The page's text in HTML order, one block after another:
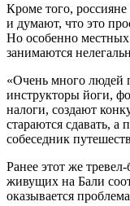
Кроме того,
и думают, что это
Но особенно местных
занимаются
«Очень много людей
инструкторы йоги,
налоги, создают
стараются сдавать,
собеседник
Ранее этот же
живущих на Бали
оказывается